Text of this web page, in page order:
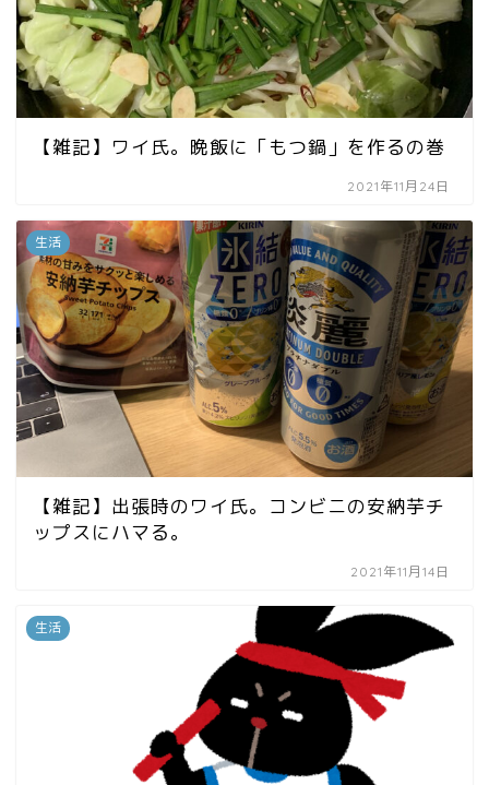
【雑記】ワイ氏。晩飯に「もつ鍋」を作るの巻
2021年11月24日
生活
【雑記】出張時のワイ氏。コンビニの安納芋チ
ップスにハマる。
2021年11月14日
生活